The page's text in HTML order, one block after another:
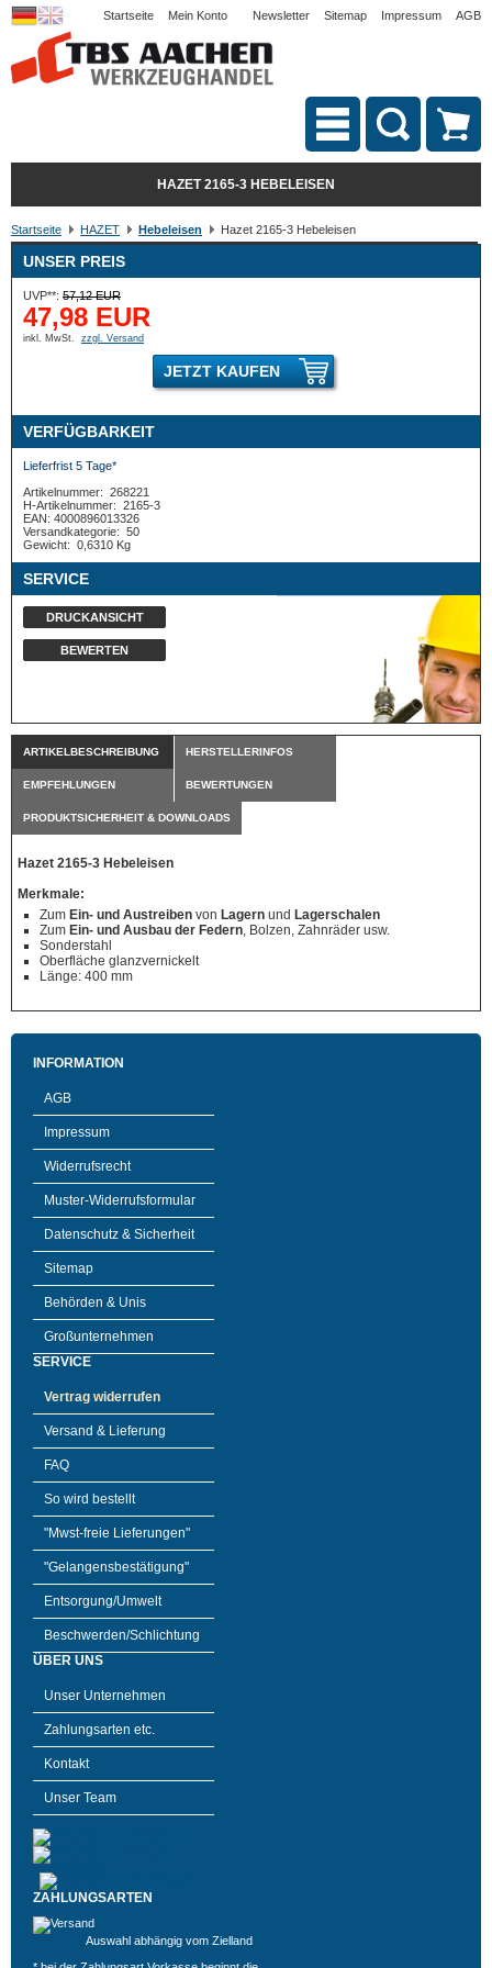
Startseite Mein Konto Newsletter Sitemap Impressum AGB
HAZET 2165-3 HEBELEISEN
Startseite HAZET Hebeleisen Hazet 2165-3 Hebeleisen
UNSER PREIS
UVP**: 57,12 EUR
47,98 EUR
inkl. MwSt. zzgl. Versand
JETZT KAUFEN
VERFÜGBARKEIT
Lieferfrist 5 Tage*
Artikelnummer: 268221
H-Artikelnummer: 2165-3
EAN: 4000896013326
Versandkategorie: 50
Gewicht: 0,6310 Kg
SERVICE
DRUCKANSICHT
BEWERTEN
ARTIKELBESCHREIBUNG HERSTELLERINFOS
EMPFEHLUNGEN BEWERTUNGEN
PRODUKTSICHERHEIT & DOWNLOADS
Hazet 2165-3 Hebeleisen
Merkmale:
Zum Ein- und Austreiben von Lagern und Lagerschalen
Zum Ein- und Ausbau der Federn, Bolzen, Zahnräder usw.
Sonderstahl
Oberfläche glanzvernickelt
Länge: 400 mm
INFORMATION
AGB
Impressum
Widerrufsrecht
Muster-Widerrufsformular
Datenschutz & Sicherheit
Sitemap
Behörden & Unis
Großunternehmen
SERVICE
Vertrag widerrufen
Versand & Lieferung
FAQ
So wird bestellt
"Mwst-freie Lieferungen"
"Gelangensbestätigung"
Entsorgung/Umwelt
Beschwerden/Schlichtung
ÜBER UNS
Unser Unternehmen
Zahlungsarten etc.
Kontakt
Unser Team
ZAHLUNGSARTEN
Auswahl abhängig vom Zielland